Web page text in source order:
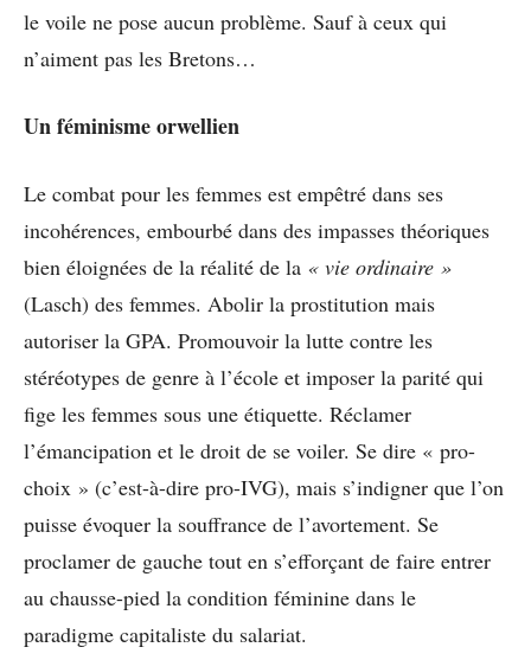
le voile ne pose aucun problème. Sauf à ceux qui
n’aiment pas les Bretons…
Un féminisme orwellien
Le combat pour les femmes est empêtré dans ses
incohérences, embourbé dans des impasses théoriques
bien éloignées de la réalité de la « vie ordinaire »
(Lasch) des femmes. Abolir la prostitution mais
autoriser la GPA. Promouvoir la lutte contre les
stéréotypes de genre à l’école et imposer la parité qui
fige les femmes sous une étiquette. Réclamer
l’émancipation et le droit de se voiler. Se dire « pro-
choix » (c’est-à-dire pro-IVG), mais s’indigner que l’on
puisse évoquer la souffrance de l’avortement. Se
proclamer de gauche tout en s’efforçant de faire entrer
au chausse-pied la condition féminine dans le
paradigme capitaliste du salariat.